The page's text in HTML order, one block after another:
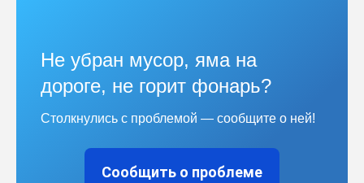
Не убран мусор, яма на
дороге, не горит фонарь?
Столкнулись с проблемой — сообщите о ней!
Сообщить о проблеме